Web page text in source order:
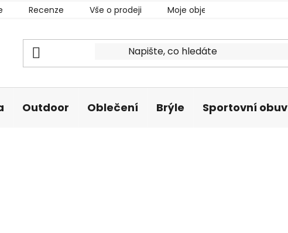
Recenze Vše o prodeji Moje objednávka
Outdoor Oblečení Brýle Sportovní obuv